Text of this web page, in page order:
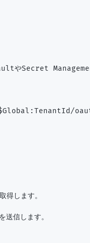
Secret Management
します。
信します。